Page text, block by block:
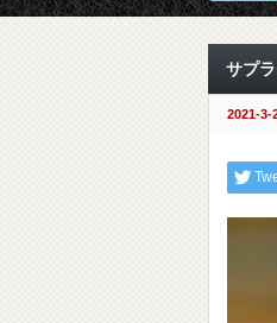
サプ
2021-3-